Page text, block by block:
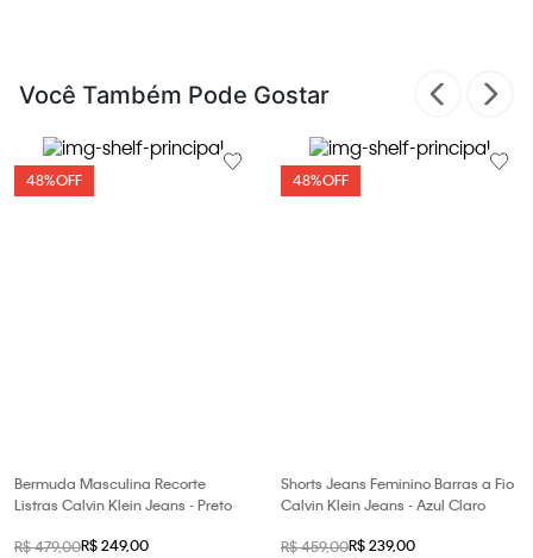
Você Também Pode Gostar
48%OFF
Bermuda Masculina Recorte
Listras Calvin Klein Jeans - Preto
R$479,00R$249,00
48%OFF
Shorts Jeans Feminino Barras a Fio
Calvin Klein Jeans - Azul Claro
R$459,00R$239,00